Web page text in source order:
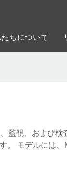
ちについて
監視、および
。 モデルには